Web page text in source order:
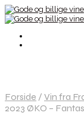
Forside / Vin fra
2023 ØKO –